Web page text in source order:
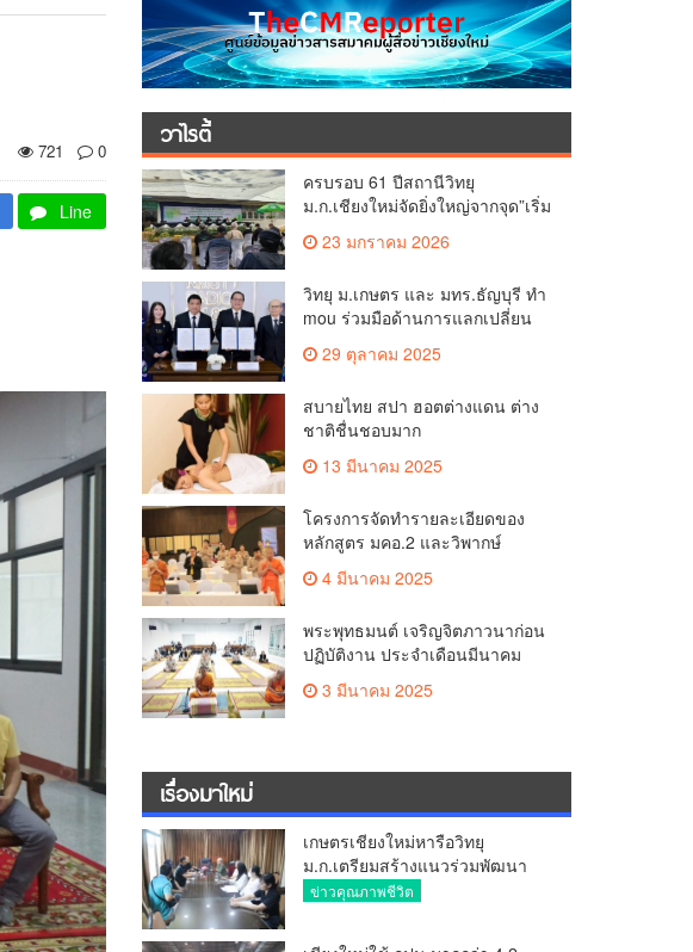
721 0
Line
วาไรตี้
ครบรอบ 61 ปีสถานีวิทยุ
ม.ก.เชียงใหม่จัดยิ่งใหญ่จากจุด”เริ่ม
ต้นจากเสาไม้ไผ่ จนถึงวันที่มี
KURplus ในวันนี้”
23 มกราคม 2026
วิทยุ ม.เกษตร และ มทร.ธัญบุรี ทำ
mou ร่วมมือด้านการแลกเปลี่ยน
ข้อมูลข่าวสารเพื่อถ่ายทอดองค์
ความรู้ดีๆสู่ประชาชนให้ครอบคลุม
29 ตุลาคม 2025
สบายไทย สปา ฮอตต่างแดน ต่าง
ชาติชื่นชอบมาก
13 มีนาคม 2025
โครงการจัดทำรายละเอียดของ
หลักสูตร มคอ.2 และวิพากษ์
หลักสูตร (OBE.2)
4 มีนาคม 2025
พระพุทธมนต์ เจริญจิตภาวนาก่อน
ปฏิบัติงาน ประจำเดือนมีนาคม
3 มีนาคม 2025
เรื่องมาใหม่
เกษตรเชียงใหม่หารือวิทยุ
ม.ก.เตรียมสร้างแนวร่วมพัฒนา
คุณภาพชีวิตเกษตรกร สื่อสาร
ข่าวคุณภาพชีวิต